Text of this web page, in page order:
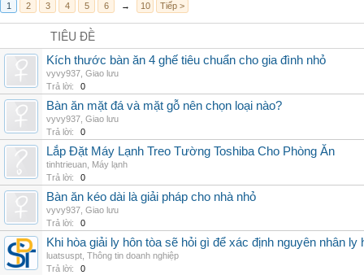
1 2 3 4 5 6 → 10 Tiếp >
TIÊU ĐỀ
Kích thước bàn ăn 4 ghế tiêu chuẩn cho gia đình nhỏ
vyvy937 Giao lưu
Trả lời:
0
Bàn ăn mặt đá và mặt gỗ nên chọn loại nào?
vyvy937 Giao lưu
Trả lời:
0
Lắp Đặt Máy Lạnh Treo Tường Toshiba Cho Phòng Ăn
tinhtrieuan Máy lạnh
Trả lời:
0
Bàn ăn kéo dài là giải pháp cho nhà nhỏ
vyvy937 Giao lưu
Trả lời:
0
Khi hòa giải ly hôn tòa sẽ hỏi gì để xác định nguyên nhân ly
luatsuspt Thông tin doanh nghiệp
Trả lời:
0